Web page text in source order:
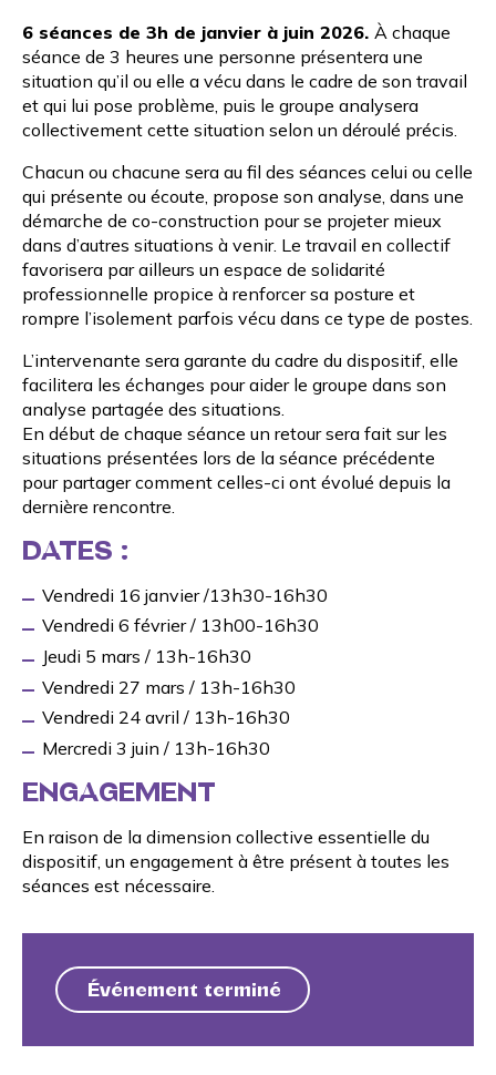
6 séances de 3h de janvier à juin 2026. À chaque
séance de 3 heures une personne présentera une
situation qu’il ou elle a vécu dans le cadre de son travail
et qui lui pose problème, puis le groupe analysera
collectivement cette situation selon un déroulé précis.
Chacun ou chacune sera au fil des séances celui ou celle
qui présente ou écoute, propose son analyse, dans une
démarche de co-construction pour se projeter mieux
dans d’autres situations à venir. Le travail en collectif
favorisera par ailleurs un espace de solidarité
professionnelle propice à renforcer sa posture et
rompre l’isolement parfois vécu dans ce type de postes.
L’intervenante sera garante du cadre du dispositif, elle
facilitera les échanges pour aider le groupe dans son
analyse partagée des situations.
En début de chaque séance un retour sera fait sur les
situations présentées lors de la séance précédente
pour partager comment celles-ci ont évolué depuis la
dernière rencontre.
DATES :
Vendredi 16 janvier /13h30-16h30
Vendredi 6 février / 13h00-16h30
Jeudi 5 mars / 13h-16h30
Vendredi 27 mars / 13h-16h30
Vendredi 24 avril / 13h-16h30
Mercredi 3 juin / 13h-16h30
ENGAGEMENT
En raison de la dimension collective essentielle du
dispositif, un engagement à être présent à toutes les
séances est nécessaire.
Événement terminé